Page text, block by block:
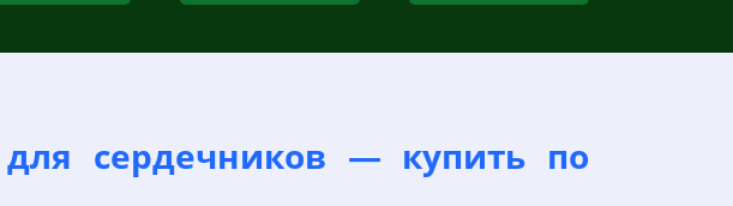
для сердечников — купить по